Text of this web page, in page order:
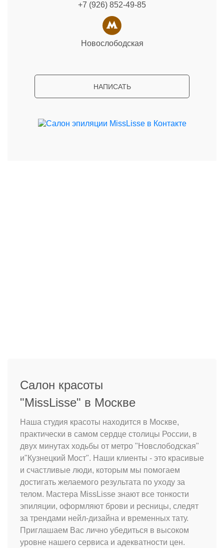
+7 (926) 852-49-85
Новослободская
НАПИСАТЬ
Салон красоты
"MissLisse" в Москве
Наша студия красоты находится в Москве,
практически в самом сердце столицы России, в
двух минутах ходьбы от метро "Новслободская"
и"Кузнецкий Мост". Наши клиенты - это красивые
и счастливые люди, которым мы помогаем
достигать желаемого результата по уходу за
телом. Мастера MissLisse знают все тонкости
эпиляции, оформляют брови и ресницы, следят
за трендами нейл-дизайна и временных тату.
Приглашаем Вас лично убедиться в высоком
уровне нашего сервиса и адекватности цен.